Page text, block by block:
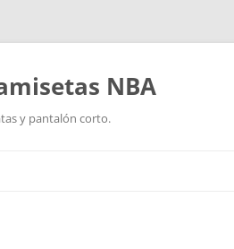
NBA
y pantalón corto.